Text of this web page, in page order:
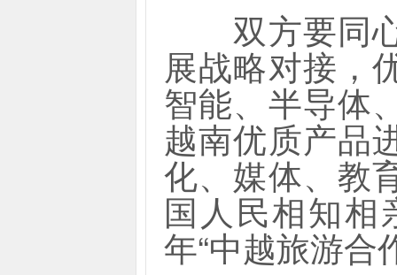
双方要同心
展战略对接，
智能、半导体
越南优质产品
化、媒体、教
国人民相知相
年“中越旅游合